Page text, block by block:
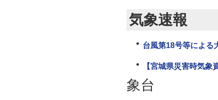
気象速報
台風第18号等によ
【宮城県災害時気
象台